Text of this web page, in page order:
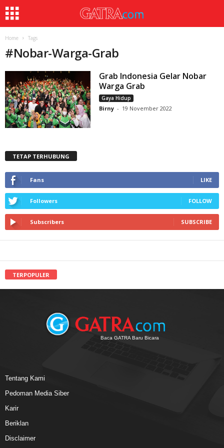
Home Tags
#Nobar-Warga-Grab
Grab Indonesia Gelar Nobar
Warga Grab
Gaya Hidup
Birny - 19 November 2022
TETAP TERHUBUNG
Fans LIKE
Followers FOLLOW
Subscribers SUBSCRIBE
TERPOPULER
Baca GATRA Baru Bicara
Tentang Kami
Pedoman Media Siber
Karir
Beriklan
Disclaimer